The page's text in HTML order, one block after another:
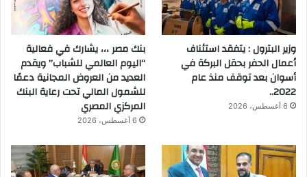
وزير البترول : يتفقد استئناف
أعمال الحفر بحقل البركة في
أسوان بعد توقف منذ عام
2022..
6 أغسطس، 2026
بنك مصر ،،، يشارك في فعالية
“اليوم العالمي للشباب” ويقدم
العديد من العروض المجانية دعمًا
للشمول المالي تحت رعاية البنك
المركزي المصري
6 أغسطس، 2026